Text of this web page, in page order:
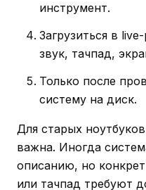
инструмент.
Загрузиться в
звук, тачпад,
Только после
систему на диск.
Для старых
важна. Иногда
описанию, но
или тачпад требуют